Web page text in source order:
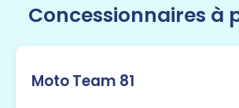
Concessionnaires à
Moto Team 81